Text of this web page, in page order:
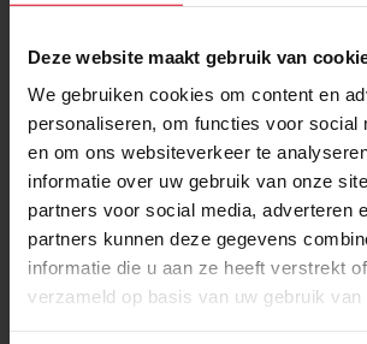
Deze website maakt gebruik van
We gebruiken cookies om content en
personaliseren, om functies voor social
en om ons websiteverkeer te
informatie over uw gebruik van onze
partners voor social media, adverteren
partners kunnen deze gegevens
informatie die u aan ze heeft verstrekt
verzameld op basis van uw gebruik